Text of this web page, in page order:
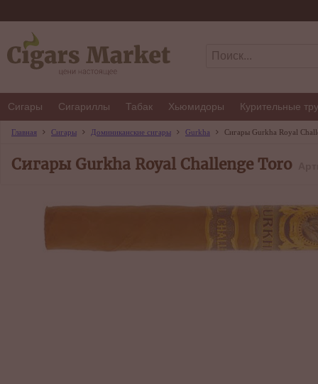
Сигары Сигариллы Табак Хьюмидоры Курительные
Главная Сигары Доминиканские сигары Gurkha Сигары Gurkha Royal
Сигары Gurkha Royal Challenge Toro